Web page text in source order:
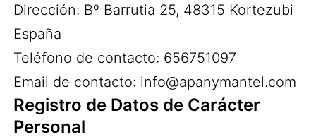
Dirección: Bº Barrutia 25, 48315 Kortezubi
España
Teléfono de contacto: 656751097
Email de contacto: info@apanymantel.com
Registro de Datos de Carácter
Personal